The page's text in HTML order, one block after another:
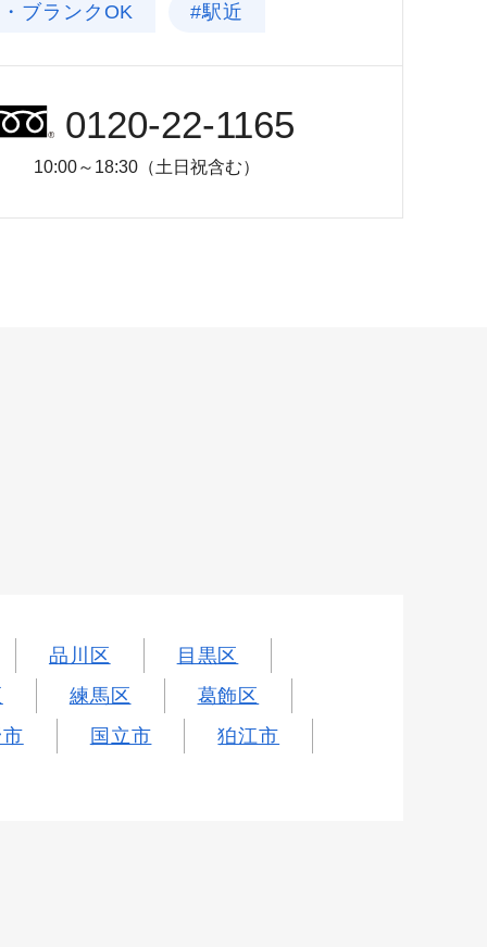
ブランクOK #駅近
0120-22-1165
10:00～18:30（土日祝含む）
品川区
目黒区
練馬区
葛飾区
国立市 狛江市